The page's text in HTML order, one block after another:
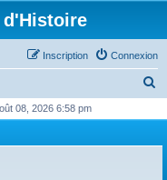
Connexion
Inscription
h
08, 2026 6:58 pm